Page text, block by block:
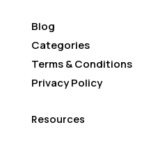
Blog
Categories
Terms & Conditions
Privacy Policy
Resources